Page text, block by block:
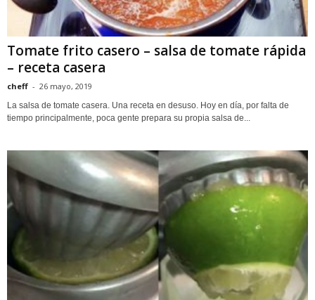
Tomate frito casero – salsa de tomate rápida
– receta casera
cheff - 26 mayo, 2019
La salsa de tomate casera. Una receta en desuso. Hoy en día, por falta de
tiempo principalmente, poca gente prepara su propia salsa de...